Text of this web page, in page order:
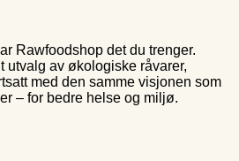
Rawfoodshop det du trenger.
utvalg av økologiske råvarer,
med den samme visjonen som
– for bedre helse og miljø.